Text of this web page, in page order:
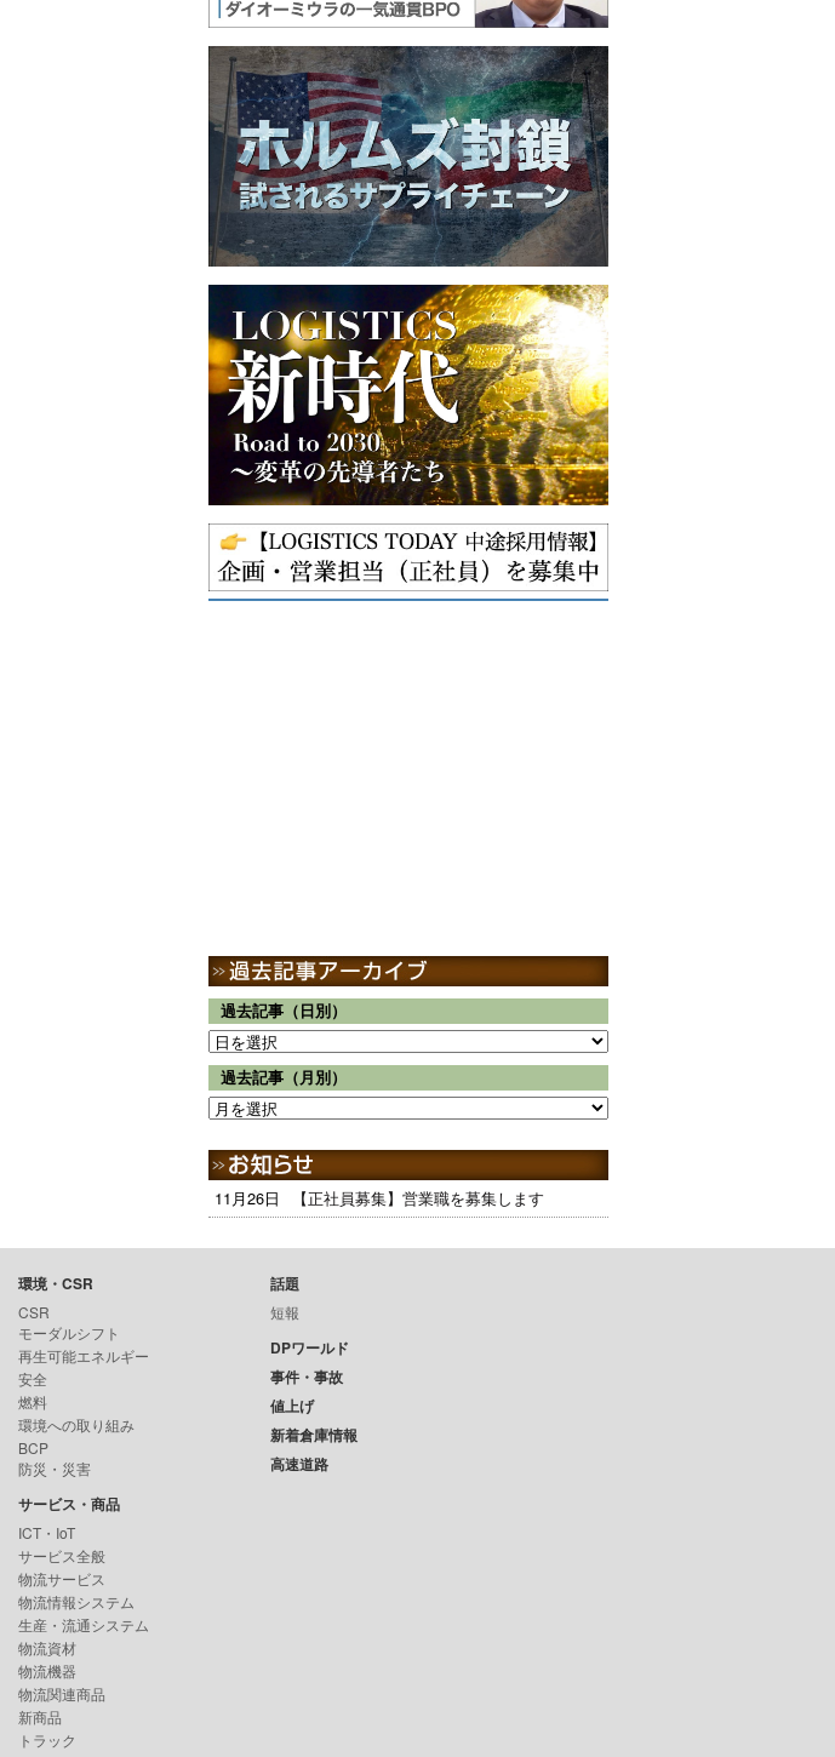
過去記事（日別）
過去記事（月別）
11月26日 【正社員募集】営業職を募集します
環境・CSR
CSR
モーダルシフト
再生可能エネルギー
安全
燃料
環境への取り組み
BCP
防災・災害
サービス・商品
ICT・IoT
サービス全般
物流サービス
物流情報システム
生産・流通システム
物流資材
物流機器
物流関連商品
新商品
トラック
話題
短報
DPワールド
事件・事故
値上げ
新着倉庫情報
高速道路